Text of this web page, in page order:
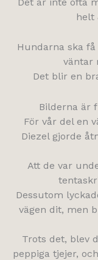
helt
Hundarna ska
väntar
Det blir en
Bilderna är
För vår del en
Diezel gjorde
Att de var
Dessutom
vägen dit, men
Trots det, blev
peppiga tjejer,